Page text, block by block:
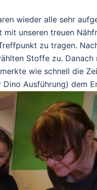
wieder alle sehr
unseren treuen
zu tragen.
Stoffe zu.
wie schnell die
Dino Ausführung) dem